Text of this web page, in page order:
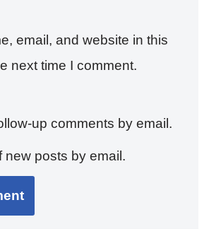
email, and website in this
next time I comment.
up comments by email.
new posts by email.